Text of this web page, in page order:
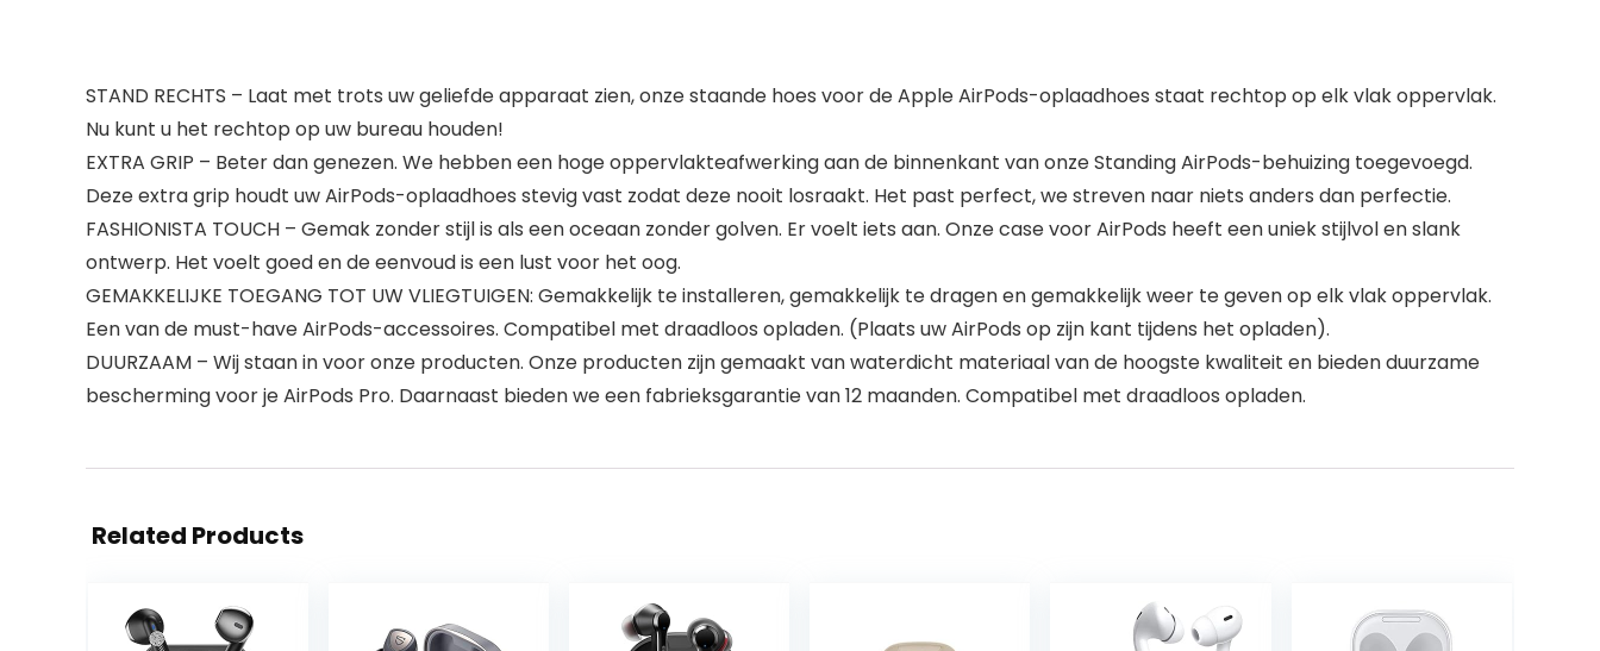
STAND RECHTS – Laat met trots uw geliefde apparaat zien, onze staande hoes voor de Apple AirPods-oplaadhoes staat rechtop op elk vlak oppervlak.
Nu kunt u het rechtop op uw bureau houden!
EXTRA GRIP – Beter dan genezen. We hebben een hoge oppervlakteafwerking aan de binnenkant van onze Standing AirPods-behuizing toegevoegd.
Deze extra grip houdt uw AirPods-oplaadhoes stevig vast zodat deze nooit losraakt. Het past perfect, we streven naar niets anders dan perfectie.
FASHIONISTA TOUCH – Gemak zonder stijl is als een oceaan zonder golven. Er voelt iets aan. Onze case voor AirPods heeft een uniek stijlvol en slank
ontwerp. Het voelt goed en de eenvoud is een lust voor het oog.
GEMAKKELIJKE TOEGANG TOT UW VLIEGTUIGEN: Gemakkelijk te installeren, gemakkelijk te dragen en gemakkelijk weer te geven op elk vlak oppervlak.
Een van de must-have AirPods-accessoires. Compatibel met draadloos opladen. (Plaats uw AirPods op zijn kant tijdens het opladen).
DUURZAAM – Wij staan in voor onze producten. Onze producten zijn gemaakt van waterdicht materiaal van de hoogste kwaliteit en bieden duurzame
bescherming voor je AirPods Pro. Daarnaast bieden we een fabrieksgarantie van 12 maanden. Compatibel met draadloos opladen.
Related Products